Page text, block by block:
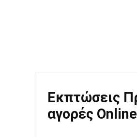
Εκπτώσεις
αγορές